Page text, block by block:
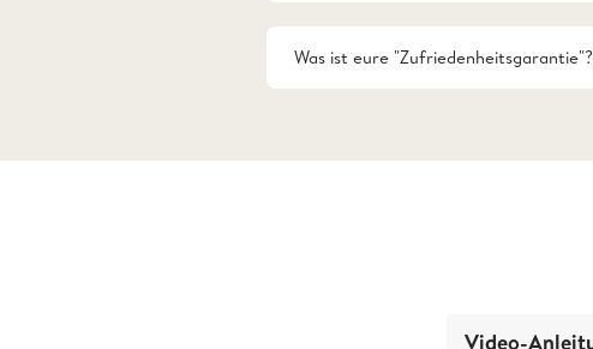
Was ist eure "Zufriedenheitsgarantie"?
Video-